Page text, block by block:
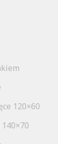
120×60